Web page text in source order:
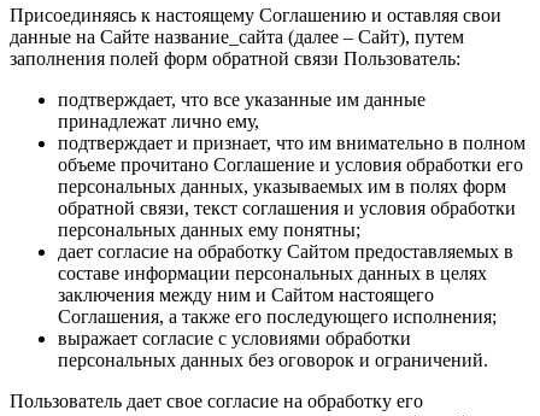
Присоединяясь к настоящему Соглашению и оставляя свои
данные на Сайте название_сайта (далее – Сайт), путем
заполнения полей форм обратной связи Пользователь:
подтверждает, что все указанные им данные
принадлежат лично ему,
подтверждает и признает, что им внимательно в полном
объеме прочитано Соглашение и условия обработки его
персональных данных, указываемых им в полях форм
обратной связи, текст соглашения и условия обработки
персональных данных ему понятны;
дает согласие на обработку Сайтом предоставляемых в
составе информации персональных данных в целях
заключения между ним и Сайтом настоящего
Соглашения, а также его последующего исполнения;
выражает согласие с условиями обработки
персональных данных без оговорок и ограничений.
Пользователь дает свое согласие на обработку его